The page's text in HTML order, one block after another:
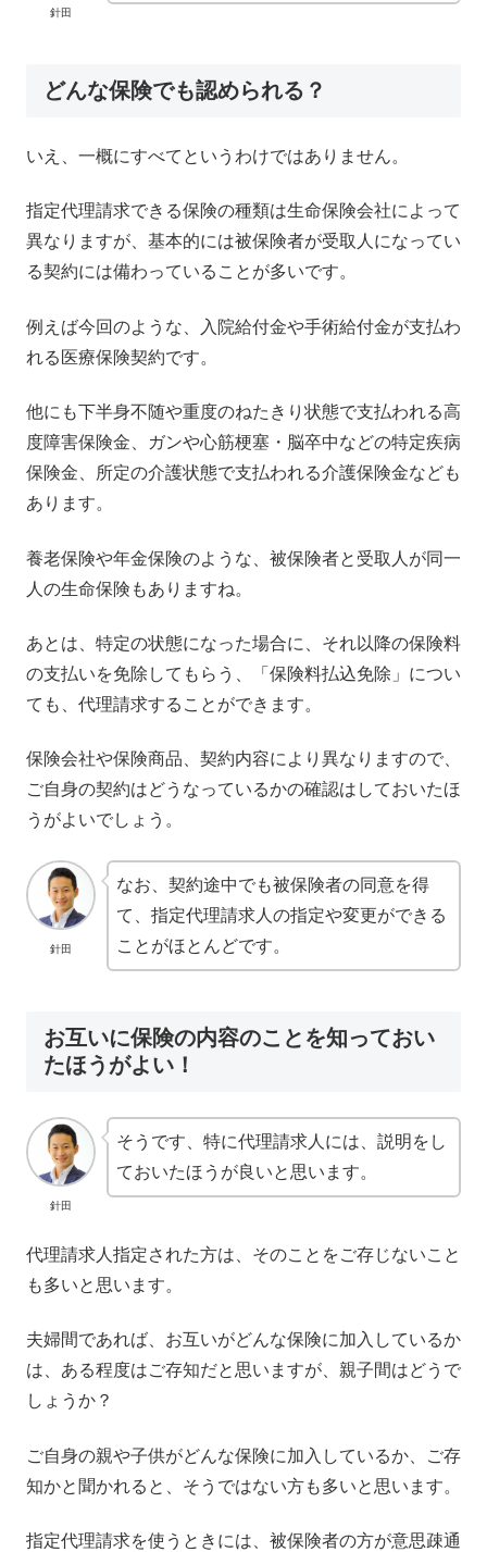
針田
どんな保険でも認められる？
いえ、一概にすべてというわけではありません。
指定代理請求できる保険の種類は生命保険会社によって
異なりますが、基本的には被保険者が受取人になってい
る契約には備わっていることが多いです。
例えば今回のような、入院給付金や手術給付金が支払わ
れる医療保険契約です。
他にも下半身不随や重度のねたきり状態で支払われる高
度障害保険金、ガンや心筋梗塞・脳卒中などの特定疾病
保険金、所定の介護状態で支払われる介護保険金なども
あります。
養老保険や年金保険のような、被保険者と受取人が同一
人の生命保険もありますね。
あとは、特定の状態になった場合に、それ以降の保険料
の支払いを免除してもらう、「保険料払込免除」につい
ても、代理請求することができます。
保険会社や保険商品、契約内容により異なりますので、
ご自身の契約はどうなっているかの確認はしておいたほ
うがよいでしょう。
針田
なお、契約途中でも被保険者の同意を得
て、指定代理請求人の指定や変更ができる
ことがほとんどです。
お互いに保険の内容のことを知っておい
たほうがよい！
針田
そうです、特に代理請求人には、説明をし
ておいたほうが良いと思います。
代理請求人指定された方は、そのことをご存じないこと
も多いと思います。
夫婦間であれば、お互いがどんな保険に加入しているか
は、ある程度はご存知だと思いますが、親子間はどうで
しょうか？
ご自身の親や子供がどんな保険に加入しているか、ご存
知かと聞かれると、そうではない方も多いと思います。
指定代理請求を使うときには、被保険者の方が意思疎通